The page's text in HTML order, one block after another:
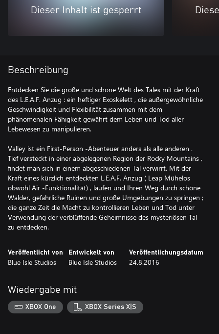
Dieser Inhalt ist gesperrt
Beschreibung
Entdecken Sie die große und schöne Welt des Tales mit der Kraft
des L.E.A.F. Anzug : ein heftiger Exoskelett , die außergewöhnliche
Geschwindigkeit und Flexibilität zusammen mit dem
phänomenalen Fähigkeit gewährt dem Leben und Tod aller
Lebewesen zu manipulieren.
Valley ist ein First-Person -Abenteuer anders als alle anderen .
Tief versteckt in einer abgelegenen Region der Rocky Mountains ,
findet man sich in einem abgeschiedenen Tal verwirrt. Mit der
Kraft eines kürzlich entdeckten L.E.A.F. Anzug ( Leap Mühelos
obwohl Air -Funktionalität) , laufen und Ihren Weg durch schöne
Wälder, gefährliche Ruinen und große Umgebungen zu springen ;
die ganze Zeit die Macht zu kontrollieren Leben und Tod unter
Verwendung der verblüffende Geheimnisse des mysteriösen Tal
zu entdecken.
Veröffentlicht von
Blue Isle Studios
Entwickelt von
Blue Isle Studios
Veröffentlichungsdatum
24.8.2016
Wiedergabe mit
XBOX One XBOX Series X|S